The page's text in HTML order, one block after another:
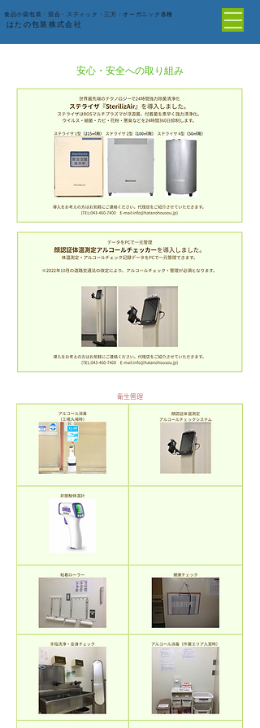
食品小袋包装・混合・スティック・三方・オーガニック各種
はたの包装株式会社
安心・安全への取り組み
​衛生管理